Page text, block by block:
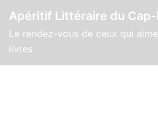
Apéritif Littéraire du
Le rendez-vous de ceux qui
livres